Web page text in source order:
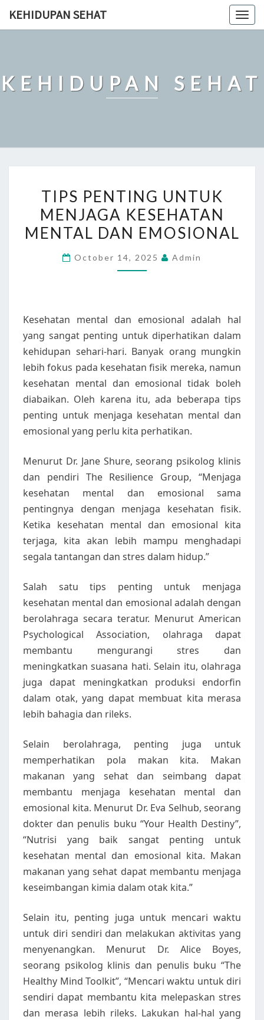
KEHIDUPAN SEHAT
KEHIDUPAN SEHAT
PENTING
UNTUK
MENJAGA
MENTAL
TIPS PENTING UNTUK
MENJAGA KESEHATAN
MENTAL DAN EMOSIONAL
October 14, 2025 Admin
Kesehatan mental dan emosional adalah hal
yang sangat penting untuk diperhatikan dalam
kehidupan sehari-hari. Banyak orang mungkin
lebih fokus pada kesehatan fisik mereka, namun
kesehatan mental dan emosional tidak boleh
diabaikan. Oleh karena itu, ada beberapa tips
penting untuk menjaga kesehatan mental dan
emosional yang perlu kita perhatikan.
Menurut Dr. Jane Shure, seorang psikolog klinis
dan pendiri The Resilience Group, “Menjaga
kesehatan mental dan emosional sama
pentingnya dengan menjaga kesehatan fisik.
Ketika kesehatan mental dan emosional kita
terjaga, kita akan lebih mampu menghadapi
segala tantangan dan stres dalam hidup.”
Salah satu tips penting untuk menjaga
kesehatan mental dan emosional adalah dengan
berolahraga secara teratur. Menurut American
Psychological Association, olahraga dapat
membantu mengurangi stres dan
meningkatkan suasana hati. Selain itu, olahraga
juga dapat meningkatkan produksi endorfin
dalam otak, yang dapat membuat kita merasa
lebih bahagia dan rileks.
Selain berolahraga, penting juga untuk
memperhatikan pola makan kita. Makan
makanan yang sehat dan seimbang dapat
membantu menjaga kesehatan mental dan
emosional kita. Menurut Dr. Eva Selhub, seorang
dokter dan penulis buku “Your Health Destiny”,
“Nutrisi yang baik sangat penting untuk
kesehatan mental dan emosional kita. Makan
makanan yang sehat dapat membantu menjaga
keseimbangan kimia dalam otak kita.”
Selain itu, penting juga untuk mencari waktu
untuk diri sendiri dan melakukan aktivitas yang
menyenangkan. Menurut Dr. Alice Boyes,
seorang psikolog klinis dan penulis buku “The
Healthy Mind Toolkit”, “Mencari waktu untuk diri
sendiri dapat membantu kita melepaskan stres
dan merasa lebih rileks. Lakukan hal-hal yang